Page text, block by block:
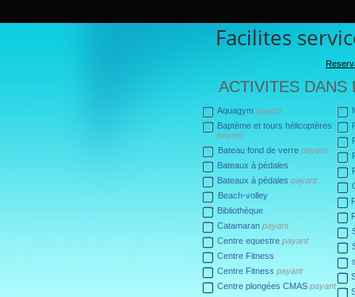
Facilites
ACTIVITES DANS
Aquagym payant
Baptème et tours hélicoptères
payant
Bateau fond de verre payant
Bateaux à pédales
Bateaux à pédales payant
Beach-volley
Bibliothèque
Catamaran payant
Centre equestre payant
Centre Fitness
Centre Fitness payant
Centre plongées CMAS payant